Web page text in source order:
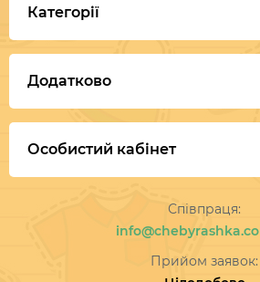
Категорії
Додатково
Особистий кабінет
Співпраця:
Прийом заявок: